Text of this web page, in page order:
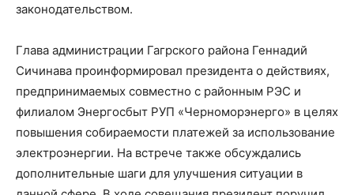
законодательством.
Глава администрации Гагрского района Геннадий
Сичинава проинформировал президента о действиях,
предпринимаемых совместно с районным РЭС и
филиалом Энергосбыт РУП «Черноморэнерго» в целях
повышения собираемости платежей за использование
электроэнергии. На встрече также обсуждались
дополнительные шаги для улучшения ситуации в